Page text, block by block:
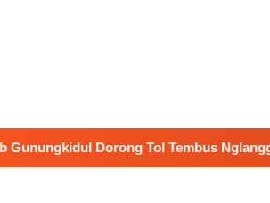
Tol Tembus Nglanggeran, Bahas